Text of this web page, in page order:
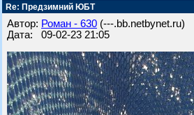
Re: Предзимний ЮБТ
Автор: Роман - 630 (---.bb.netbynet.ru)
Дата: 09-02-23 21:05